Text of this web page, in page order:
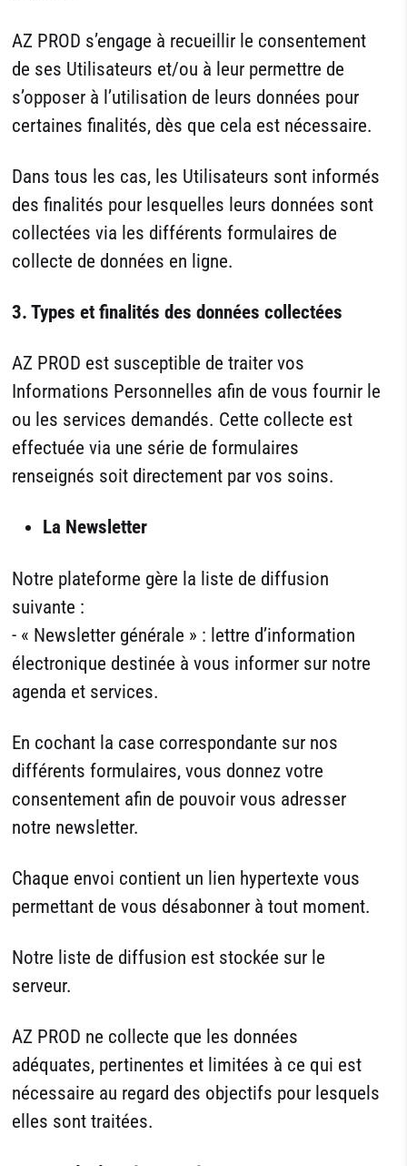
AZ PROD s’engage à recueillir le consentement
de ses Utilisateurs et/ou à leur permettre de
s’opposer à l’utilisation de leurs données pour
certaines finalités, dès que cela est nécessaire.
Dans tous les cas, les Utilisateurs sont informés
des finalités pour lesquelles leurs données sont
collectées via les différents formulaires de
collecte de données en ligne.
3. Types et finalités des données collectées
AZ PROD est susceptible de traiter vos
Informations Personnelles afin de vous fournir le
ou les services demandés. Cette collecte est
effectuée via une série de formulaires
renseignés soit directement par vos soins.
La Newsletter
Notre plateforme gère la liste de diffusion
suivante :
- « Newsletter générale » : lettre d’information
électronique destinée à vous informer sur notre
agenda et services.
En cochant la case correspondante sur nos
différents formulaires, vous donnez votre
consentement afin de pouvoir vous adresser
notre newsletter.
Chaque envoi contient un lien hypertexte vous
permettant de vous désabonner à tout moment.
Notre liste de diffusion est stockée sur le
serveur.
AZ PROD ne collecte que les données
adéquates, pertinentes et limitées à ce qui est
nécessaire au regard des objectifs pour lesquels
elles sont traitées.